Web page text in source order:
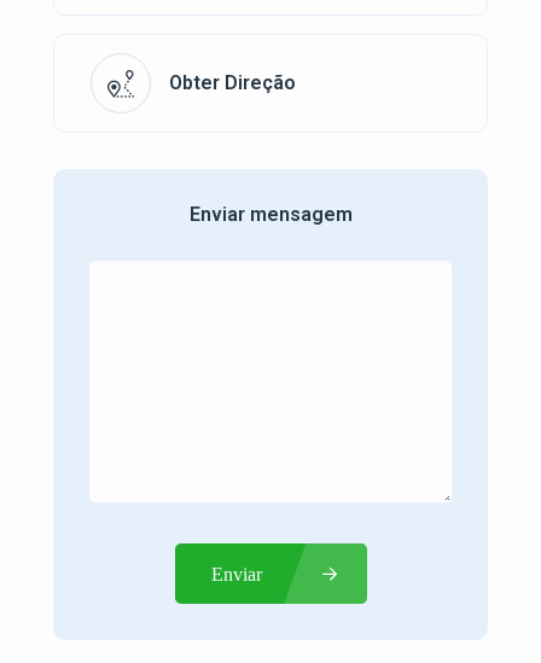
Obter Direção
Enviar mensagem
Enviar